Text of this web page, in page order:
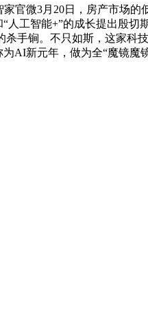
微3月20日，房产市场的
工智能+”的成长提出殷
手锏。不只如斯，这家科
AI新元年，做为全“魔镜魔